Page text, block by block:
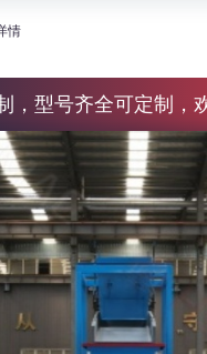
情
，型号齐全可定制，